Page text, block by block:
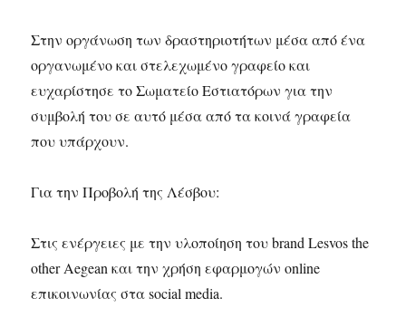
Στην οργάνωση των δραστηριοτήτων μέσα από ένα
οργανωμένο και στελεχωμένο γραφείο και
ευχαρίστησε το Σωματείο Εστιατόρων για την
συμβολή του σε αυτό μέσα από τα κοινά γραφεία
που υπάρχουν.
Για την Προβολή της Λέσβου:
Στις ενέργειες με την υλοποίηση του brand Lesvos the
other Aegean και την χρήση εφαρμογών online
επικοινωνίας στα social media.